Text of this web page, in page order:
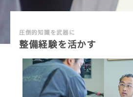
圧倒的知識を武器に
整備経験を活かす